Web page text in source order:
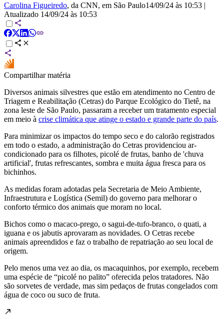
Carolina Figueiredo, da CNN, em São Paulo14/09/24 às 10:53 |
Atualizado 14/09/24 às 10:53
Compartilhar matéria
Diversos animais silvestres que estão em atendimento no Centro de
Triagem e Reabilitação (Cetras) do Parque Ecológico do Tietê, na
zona leste de São Paulo, passaram a receber um tratamento especial
em meio à crise climática que atinge o estado e grande parte do país.
Para minimizar os impactos do tempo seco e do calorão registrados
em todo o estado, a administração do Cetras providenciou ar-
condicionado para os filhotes, picolé de frutas, banho de 'chuva
artificial', frutas refrescantes, sombra e muita água fresca para os
bichinhos.
As medidas foram adotadas pela Secretaria de Meio Ambiente,
Infraestrutura e Logística (Semil) do governo para melhorar o
conforto térmico dos animais que moram no local.
Bichos como o macaco-prego, o sagui-de-tufo-branco, o quati, a
iguana e os jabutis aprovaram as novidades. O Cetras recebe
animais apreendidos e faz o trabalho de repatriação ao seu local de
origem.
Pelo menos uma vez ao dia, os macaquinhos, por exemplo, recebem
uma espécie de “picolé no palito” oferecida pelos tratadores. Não
são sorvetes de verdade, mas sim pedaços de frutas congelados com
água de coco ou suco de fruta.